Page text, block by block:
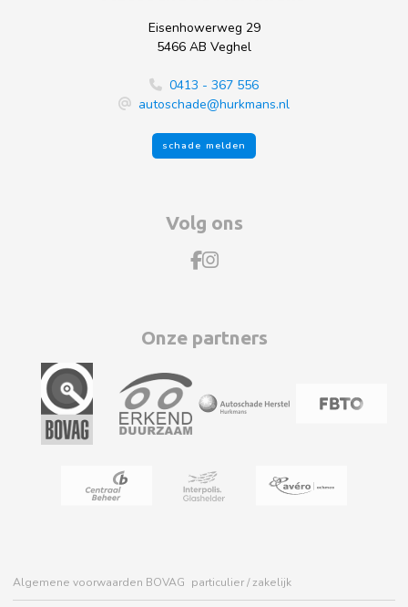
Eisenhowerweg 29
5466 AB Veghel
0413 - 367 556
autoschade@hurkmans.nl
schade melden
Volg ons
Onze partners
Algemene voorwaarden BOVAG particulier/zakelijk